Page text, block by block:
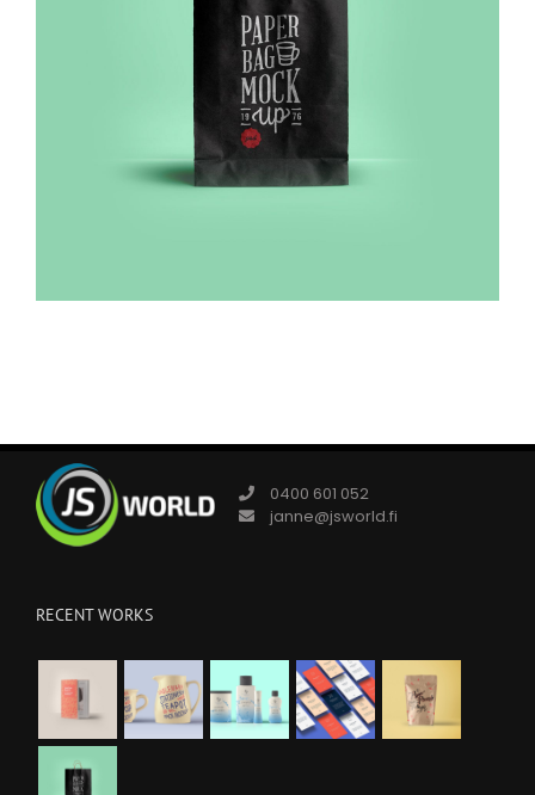
0400 601 052
janne@jsworld.fi
RECENT WORKS